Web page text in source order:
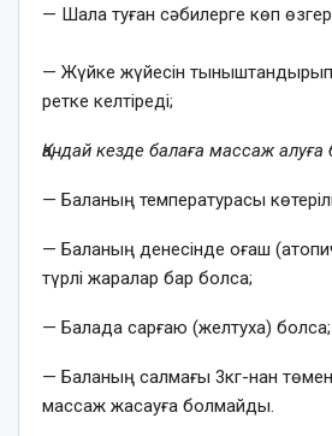
— Шала туған сәбилерге көп
— Жүйке жүйесін
ретке келтіреді;
Қандай кезде балаға массаж
— Баланың температурасы
— Баланың денесінде оғаш
түрлі жаралар бар болса;
— Балада сарғаю (желтуха) болса;
— Баланың салмағы 3кг-нан
массаж жасауға болмайды.